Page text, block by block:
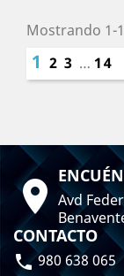
Mostrando 1-
1 2 3 … 14
 Avd
CONTACTO
980 638 065